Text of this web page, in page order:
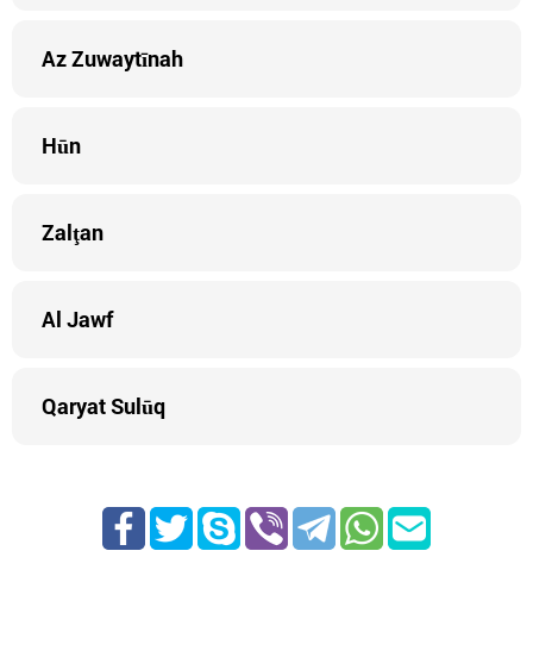
Az Zuwaytīnah
Hūn
Zalţan
Al Jawf
Qaryat Sulūq